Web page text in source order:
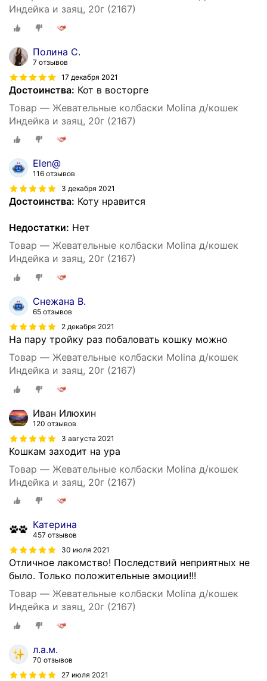
Индейка и заяц, 20г (2167)
Полина С.
7 отзывов
17 декабря 2021
Достоинства: Кот в восторге
Товар — Жевательные колбаски Molina д/кошек
Индейка и заяц, 20г (2167)
Elen@
116 отзывов
3 декабря 2021
Достоинства: Коту нравится
Недостатки: Нет
Товар — Жевательные колбаски Molina д/кошек
Индейка и заяц, 20г (2167)
Снежана В.
65 отзывов
2 декабря 2021
На пару тройку раз побаловать кошку можно
Товар — Жевательные колбаски Molina д/кошек
Индейка и заяц, 20г (2167)
Иван Илюхин
120 отзывов
3 августа 2021
Кошкам заходит на ура
Товар — Жевательные колбаски Molina д/кошек
Индейка и заяц, 20г (2167)
Катерина
457 отзывов
30 июля 2021
Отличное лакомство! Последствий неприятных не
было. Только положительные эмоции!!!
Товар — Жевательные колбаски Molina д/кошек
Индейка и заяц, 20г (2167)
л.а.м.
70 отзывов
27 июля 2021